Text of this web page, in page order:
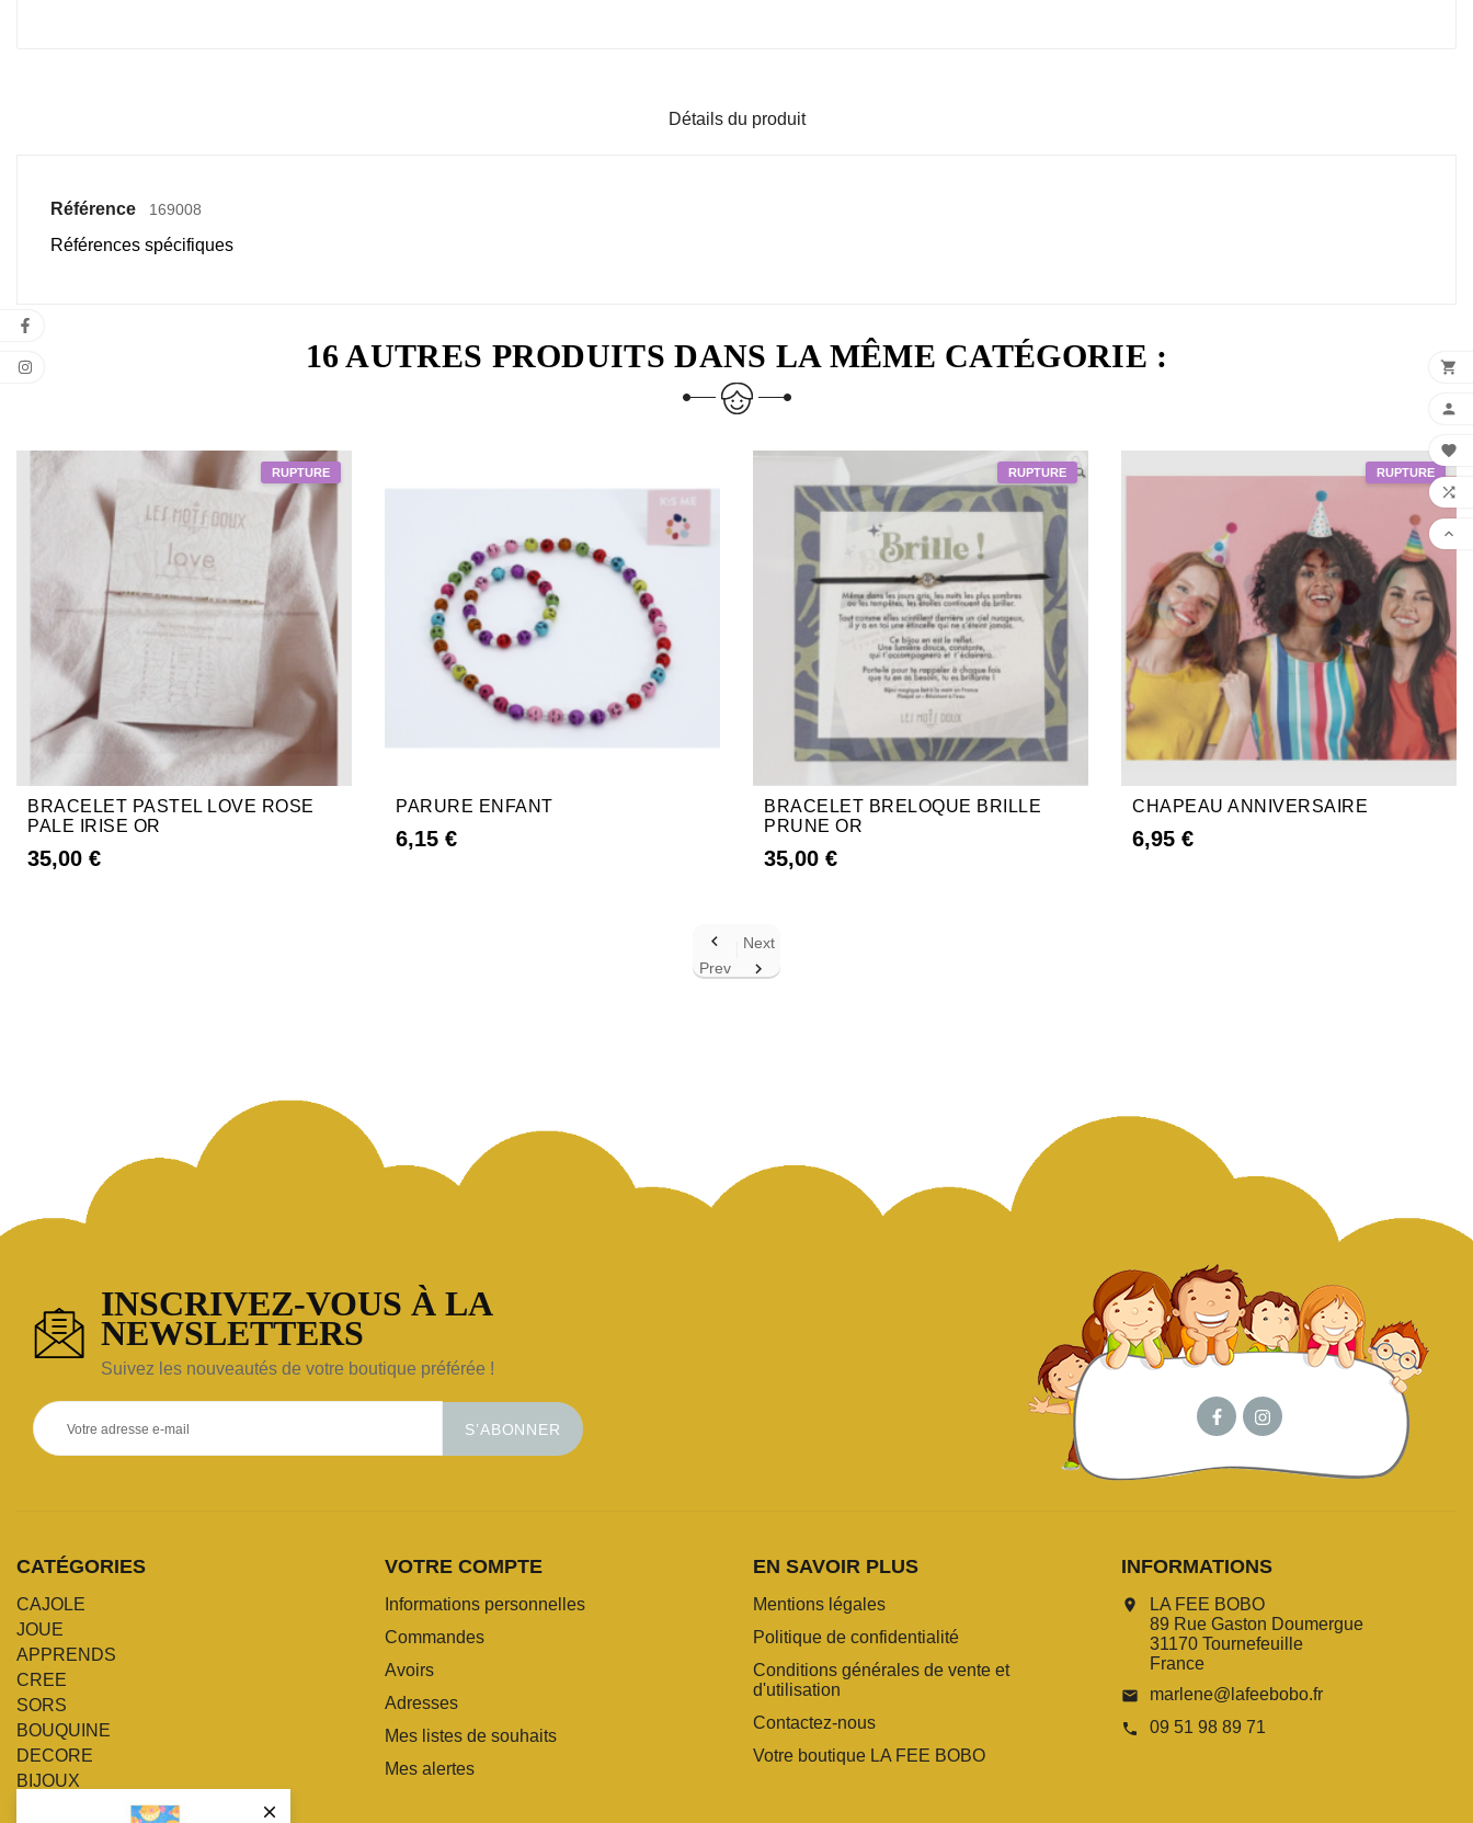

Détails du produit
Référence 169008
Références spécifiques
16 AUTRES PRODUITS DANS LA MÊME CATÉGORIE :
BRACELET PASTEL LOVE ROSE
PALE IRISE OR
35,00 €
PARURE ENFANT
6,15 €
BRACELET BRELOQUE BRILLE
PRUNE OR
35,00 €
CHAPEAU ANNIVERSAIRE
6,95 €

Prev
Next

INSCRIVEZ-VOUS À LA
NEWSLETTERS
Suivez les nouveautés de votre boutique préférée !
S’ABONNER
CATÉGORIES
CAJOLE
JOUE
APPRENDS
CREE
SORS
BOUQUINE
DECORE
BIJOUX
VOTRE COMPTE
Informations personnelles
Commandes
Avoirs
Adresses
Mes listes de souhaits
Mes alertes
EN SAVOIR PLUS
Mentions légales
Politique de confidentialité
Conditions générales de vente et
d'utilisation
Contactez-nous
Votre boutique LA FEE BOBO
INFORMATIONS
location_on
LA FEE BOBO
89 Rue Gaston Doumergue
31170 Tournefeuille
France
email marlene@lafeebobo.fr
call 09 51 98 89 71




